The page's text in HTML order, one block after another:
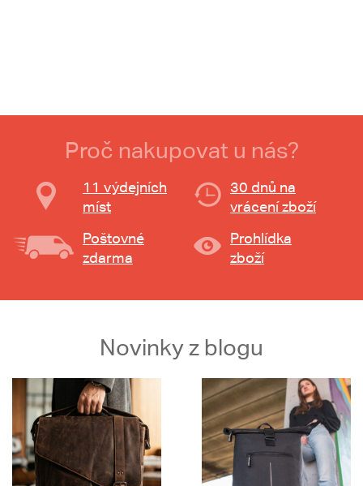
Proč nakupovat u nás?
11 výdejních
míst
30 dnů na
vrácení zboží
Poštovné
zdarma
Prohlídka
zboží
Novinky z blogu